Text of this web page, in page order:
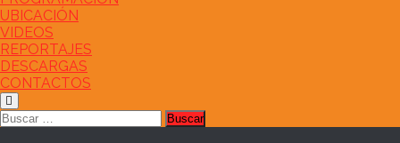
UBICACIÓN
VIDEOS
REPORTAJES
DESCARGAS
CONTACTOS
Buscar: